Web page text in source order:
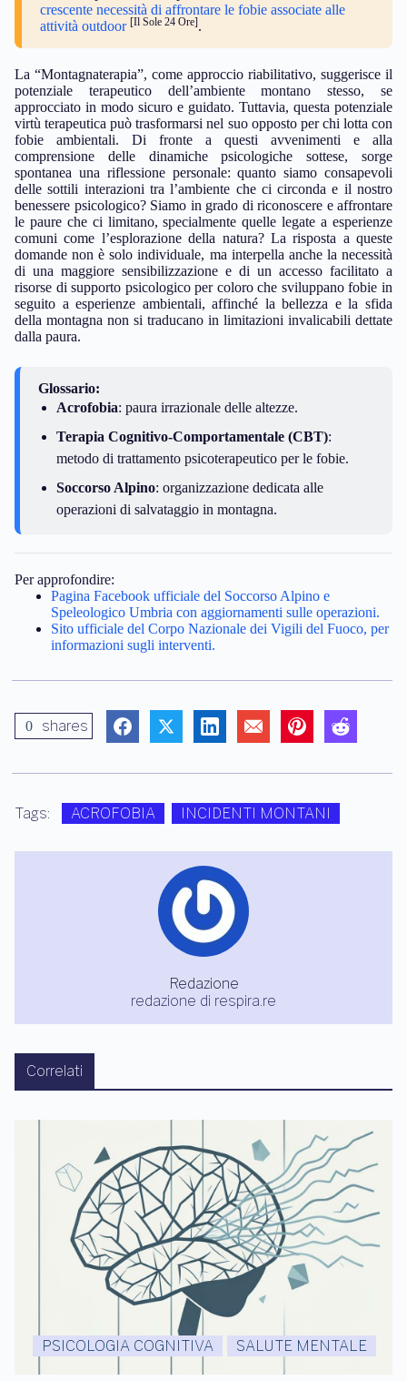
crescente necessità di affrontare le fobie associate alle
attività outdoor [Il Sole 24 Ore].
La “Montagnaterapia”, come approccio riabilitativo, suggerisce il
potenziale terapeutico dell’ambiente montano stesso, se
approcciato in modo sicuro e guidato. Tuttavia, questa potenziale
virtù terapeutica può trasformarsi nel suo opposto per chi lotta con
fobie ambientali. Di fronte a questi avvenimenti e alla
comprensione delle dinamiche psicologiche sottese, sorge
spontanea una riflessione personale: quanto siamo consapevoli
delle sottili interazioni tra l’ambiente che ci circonda e il nostro
benessere psicologico? Siamo in grado di riconoscere e affrontare
le paure che ci limitano, specialmente quelle legate a esperienze
comuni come l’esplorazione della natura? La risposta a queste
domande non è solo individuale, ma interpella anche la necessità
di una maggiore sensibilizzazione e di un accesso facilitato a
risorse di supporto psicologico per coloro che sviluppano fobie in
seguito a esperienze ambientali, affinché la bellezza e la sfida
della montagna non si traducano in limitazioni invalicabili dettate
dalla paura.
Glossario:
Acrofobia: paura irrazionale delle altezze.
Terapia Cognitivo-Comportamentale (CBT):
metodo di trattamento psicoterapeutico per le fobie.
Soccorso Alpino: organizzazione dedicata alle
operazioni di salvataggio in montagna.
Per approfondire:
Pagina Facebook ufficiale del Soccorso Alpino e
Speleologico Umbria con aggiornamenti sulle operazioni.
Sito ufficiale del Corpo Nazionale dei Vigili del Fuoco, per
informazioni sugli interventi.
0 shares
Tags: ACROFOBIA INCIDENTI MONTANI
Redazione
redazione di respira.re
Correlati
PSICOLOGIA COGNITIVA SALUTE MENTALE